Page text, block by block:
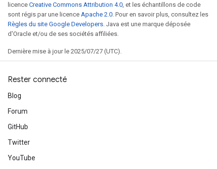
licence Creative Commons Attribution 4.0 , et les échantillons de code
sont régis par une licence Apache 2.0 . Pour en savoir plus, consultez les
Règles du site Google Developers . Java est une marque déposée
d'Oracle et/ou de ses sociétés affiliées.
Dernière mise à jour le 2025/07/27 (UTC).
Rester connecté
Blog
Forum
GitHub
Twitter
YouTube